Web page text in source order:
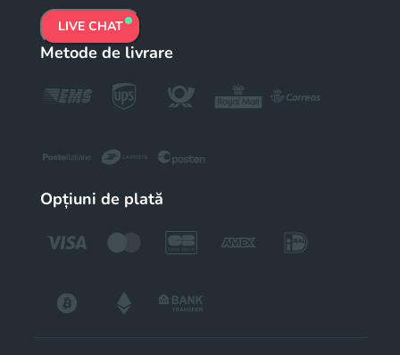
LIVE CHAT
Metode de livrare
Opțiuni de plată